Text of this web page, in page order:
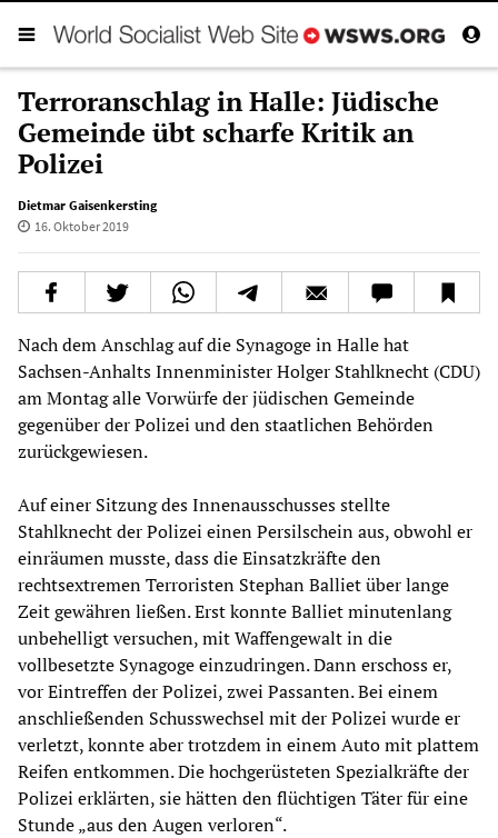
Terroranschlag in Halle: Jüdische
Gemeinde übt scharfe Kritik an
Polizei
Dietmar Gaisenkersting
16. Oktober 2019
Nach dem Anschlag auf die Synagoge in Halle hat
Sachsen-Anhalts Innenminister Holger Stahlknecht (CDU)
am Montag alle Vorwürfe der jüdischen Gemeinde
gegenüber der Polizei und den staatlichen Behörden
zurückgewiesen.
Auf einer Sitzung des Innenausschusses stellte
Stahlknecht der Polizei einen Persilschein aus, obwohl er
einräumen musste, dass die Einsatzkräfte den
rechtsextremen Terroristen Stephan Balliet über lange
Zeit gewähren ließen. Erst konnte Balliet minutenlang
unbehelligt versuchen, mit Waffengewalt in die
vollbesetzte Synagoge einzudringen. Dann erschoss er,
vor Eintreffen der Polizei, zwei Passanten. Bei einem
anschließenden Schusswechsel mit der Polizei wurde er
verletzt, konnte aber trotzdem in einem Auto mit plattem
Reifen entkommen. Die hochgerüsteten Spezialkräfte der
Polizei erklärten, sie hätten den flüchtigen Täter für eine
Stunde „aus den Augen verloren“.